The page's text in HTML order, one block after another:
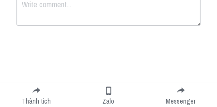
Submit
Thành tích Zalo Messenger